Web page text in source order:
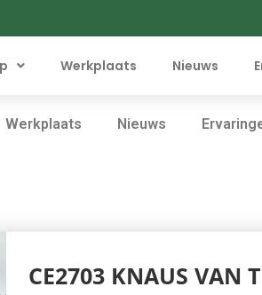
Werkplaats Nieuws
Werkplaats Nieuws
CE2703 KNAUS VAN